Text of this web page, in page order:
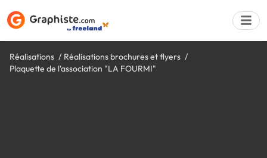
Réalisations
Réalisations brochures et flyers
Plaquette de l'association "LA FOURMI"